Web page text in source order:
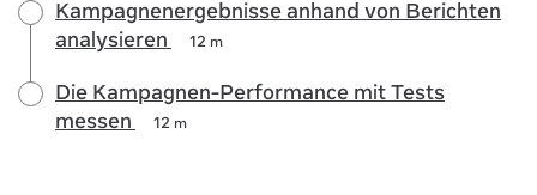
Kampagnenergebnisse anhand von Berichten
analysieren
12 m
Die Kampagnen-Performance mit Tests
messen
12 m